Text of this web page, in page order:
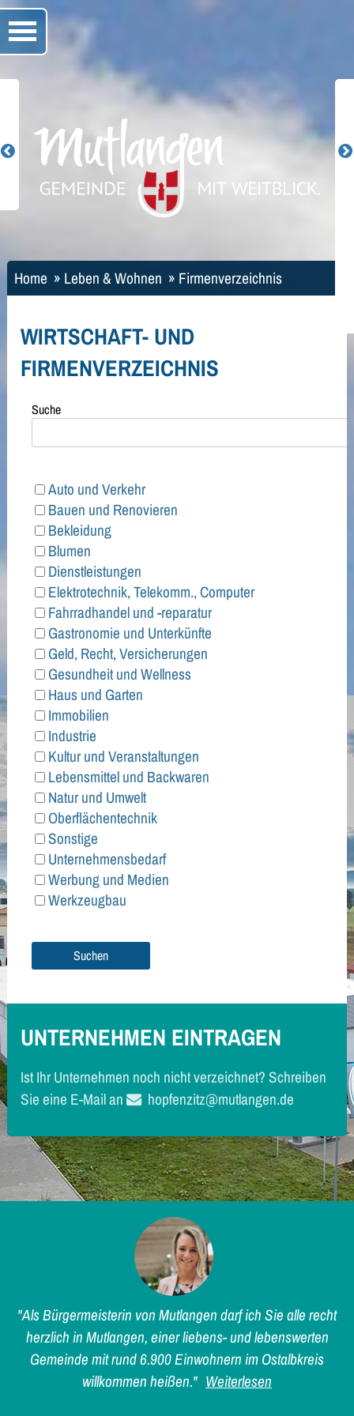
Home » Leben & Wohnen » Firmenverzeichnis
WIRTSCHAFT- UND
FIRMENVERZEICHNIS
Suche
Auto und Verkehr
Bauen und Renovieren
Bekleidung
Blumen
Dienstleistungen
Elektrotechnik, Telekomm., Computer
Fahrradhandel und -reparatur
Gastronomie und Unterkünfte
Geld, Recht, Versicherungen
Gesundheit und Wellness
Haus und Garten
Immobilien
Industrie
Kultur und Veranstaltungen
Lebensmittel und Backwaren
Natur und Umwelt
Oberflächentechnik
Sonstige
Unternehmensbedarf
Werbung und Medien
Werkzeugbau
UNTERNEHMEN EINTRAGEN
Ist Ihr Unternehmen noch nicht verzeichnet? Schreiben
Sie eine E-Mail an
hopfenzitz@mutlangen.de
"Als Bürgermeisterin von Mutlangen darf ich Sie alle recht
herzlich in Mutlangen, einer liebens- und lebenswerten
Gemeinde mit rund 6.900 Einwohnern im Ostalbkreis
willkommen heißen." Weiterlesen